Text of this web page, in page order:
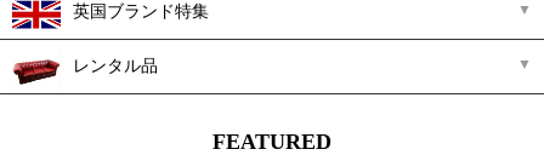
英国ブランド特集
レンタル品
FEATURED